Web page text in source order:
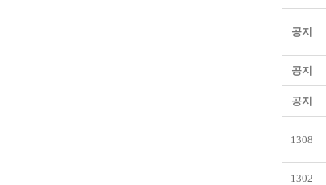
공지
공지
공지
1308
1302